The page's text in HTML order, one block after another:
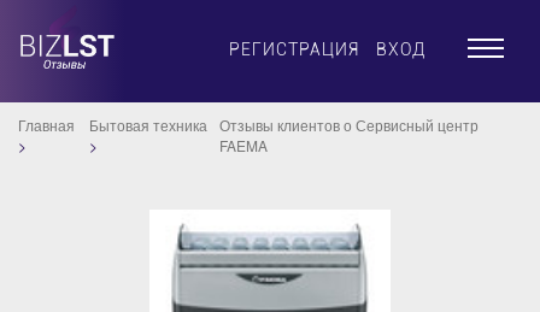
РЕГИСТРАЦИЯ ВХОД ×
Главная Бытовая техника
Отзывы клиентов о Сервисный центр
FAEMA